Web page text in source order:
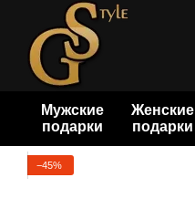
Перейти к основному контенту
Мужские
подарки
Женские
подарки
−45%